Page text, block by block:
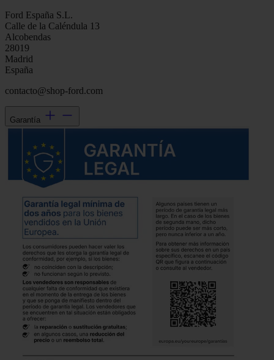
Ford España S.L.
Calle de la Caléndula 13
Alcobendas
28019
Madrid
España
contacto@shop-ford.com
Garantía